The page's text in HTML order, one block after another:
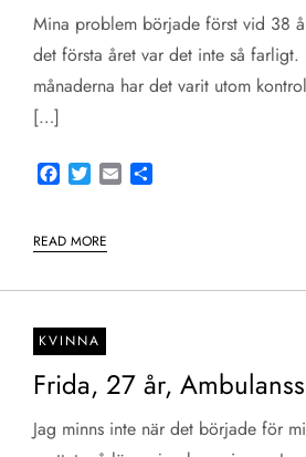
Mina problem började först vid 38
det första året var det inte så farligt.
månaderna har det varit utom
[…]
Facebook
TwitterEmail
READ MORE
KVINNA
Frida, 27 år,
Jag minns inte när det började för